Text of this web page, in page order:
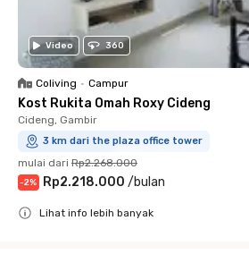
Video 360
Coliving • Campur
Kost Rukita Omah Roxy Cideng
Cideng, Gambir
3 km dari the plaza office tower
mulai dari Rp2.268.000
-2% Rp2.218.000 /bulan
Lihat info lebih banyak